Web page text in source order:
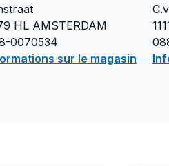
HL AMSTERDAM
0070534
sur le magasin